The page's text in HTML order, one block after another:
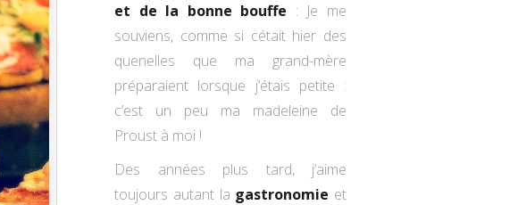
et de la bonne bouffe : Je me
souviens, comme si cétait hier des
quenelles que ma grand-mère
préparaient lorsque j’étais petite :
c’est un peu ma madeleine de
Proust à moi !
Des années plus tard, j’aime
toujours autant la gastronomie et